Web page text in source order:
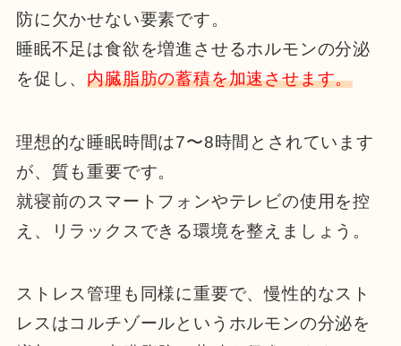
防に欠かせない要素です。
睡眠不足は食欲を増進させるホルモンの分泌
を促し、内臓脂肪の蓄積を加速させます。
理想的な睡眠時間は7〜8時間とされています
が、質も重要です。
就寝前のスマートフォンやテレビの使用を控
え、リラックスできる環境を整えましょう。
ストレス管理も同様に重要で、慢性的なスト
レスはコルチゾールというホルモンの分泌を